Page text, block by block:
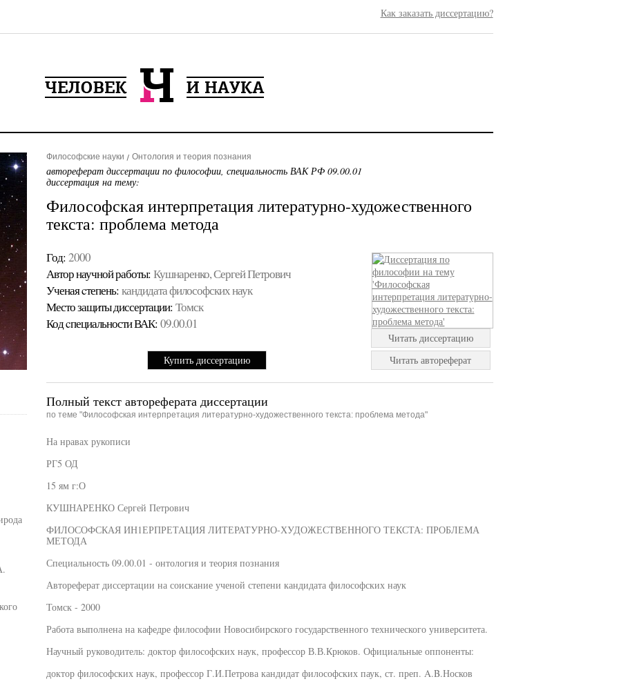
Как заказать диссертацию?
Философские науки Онтология и теория познания
автореферат диссертации по философии, специальность ВАК РФ 09.00.01
диссертация на тему:
Философская интерпретация литературно-художественного
текста: проблема метода
Год: 2000
Автор научной работы: Кушнаренко, Сергей Петрович
Ученая cтепень: кандидата философских наук
Место защиты диссертации: Томск
Код cпециальности ВАК: 09.00.01
Купить диссертацию
Читать диссертацию
Читать автореферат
Полный текст автореферата диссертации
по теме "Философская интерпретация литературно-художественного текста: проблема метода"
На нравах рукописи
РГ5 ОД
15 ям г:О
КУШНАРЕНКО Сергей Петрович
ФИЛОСОФСКАЯ ИН1ЕРПРЕТАЦИЯ ЛИТЕРАТУРНО-ХУДОЖЕСТВЕННОГО ТЕКСТА: ПРОБЛЕМА
МЕТОДА
Специальность 09.00.01 - онтология и теория познания
Автореферат диссертации на соискание ученой степени кандидата философских наук
Томск - 2000
Работа выполнена на кафедре философии Новосибирского государственного технического университета.
Научный руководитель: доктор философских наук, профессор В.В.Крюков. Официальные оппоненты:
доктор философских наук, профессор Г.И.Петрова кандидат философских паук, ст. преп. A.B.Носков